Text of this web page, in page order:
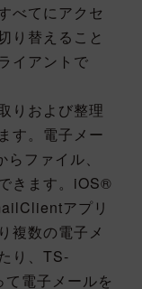
べてにアクセ
り替えること
イアントで
りおよび整理
す。電子メー
ファイル、
きます。iOS®
アプリ
複数の電子メ
り、TS-
電子メールを